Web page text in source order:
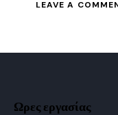
Ωρες εργασίας